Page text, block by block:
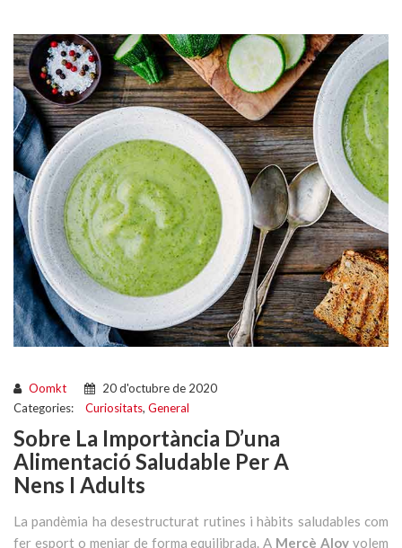
Oomkt
20 d'octubre de 2020
Categories:
Curiositats, General
Sobre La Importància D’una
Alimentació Saludable Per A
Nens I Adults
La pandèmia ha desestructurat rutines i hàbits saludables com
fer esport o menjar de forma equilibrada. A Mercè Aloy volem